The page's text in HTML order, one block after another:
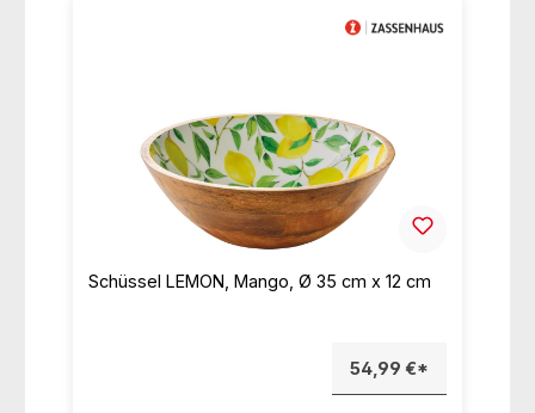
Schüssel LEMON, Mango, Ø 35 cm x 12 cm
54,99 €*